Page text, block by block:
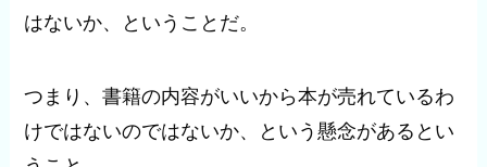
はないか、ということだ。
つまり、書籍の内容がいいから本が売れているわ
けではないのではないか、という懸念があるとい